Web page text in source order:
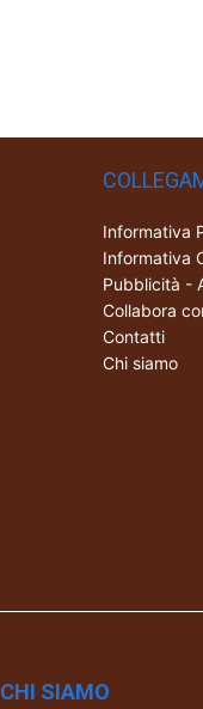
Informativa
Informativa
Pubblicità -
Collabora
Contatti
Chi siamo
CHI SIAMO